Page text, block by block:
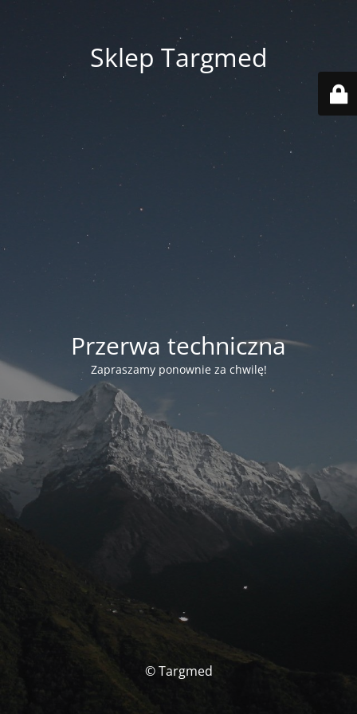
Sklep Targmed
Przerwa techniczna
Zapraszamy ponownie za chwilę!
© Targmed